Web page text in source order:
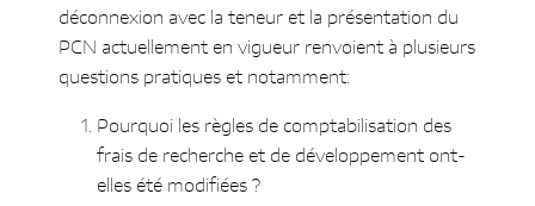
Dans le cadre de la révision du PCN,
quelles sont les orientations
envisagées par la CNC concernant les
développement ?
Considérant leur traitement
déconnexion avec la teneur et la présentation du
PCN actuellement en vigueur renvoient à plusieurs
questions pratiques et notamment:
Pourquoi les règles de comptabilisation des
frais de recherche et de développement ont-
elles été modifiées ?